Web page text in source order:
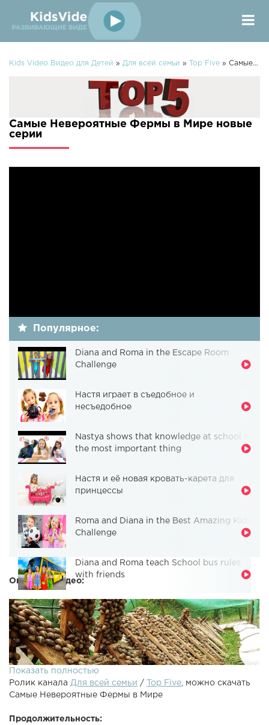
Kids Video Видео для Детей » Для всей семьи » Top Five » Самые Невероятные Фермы в Мире
Самые Невероятные Фермы в Мире новые
серии
Популярное:
Diana and Roma in the Escape Room
Challenge
Настя играет в съедобное и
несъедобное
Nastya shows that knowledge at school is
the most important thing
Настя и её новая кровать-карета для
принцессы
Roma and Diana in the Best Amazing Kids
Challenge
Diana and Roma teach School bus rules
with friends
Описание видео:
Показать полностью
Ролик канала Для всей семьи / Top Five , можно скачать
Самые Невероятные Фермы в Мире
Продолжительность: